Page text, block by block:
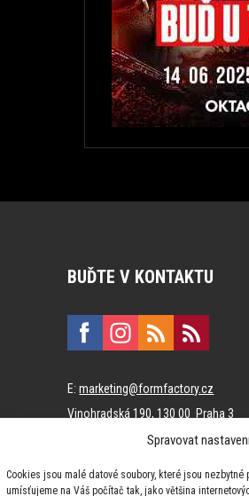
Spravovat
Cookies jsou malé datové soubory, které jsou
umísťujeme na Váš počítač tak, jako většina
BUĎTE V KONTAKTU
E:marketing@formfactory.cz
Vinohradská 190, 130 00 Praha 3